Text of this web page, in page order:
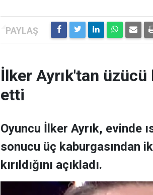
İlker Ayrık'tan
etti
Oyuncu İlker Ayrık, evinde
sonucu üç kaburgasından
kırıldığını açıkladı.